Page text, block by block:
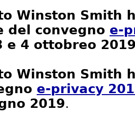
Winston Smith
del convegno e-
e 4 ottobreo
Winston Smith
e-privacy
2019.